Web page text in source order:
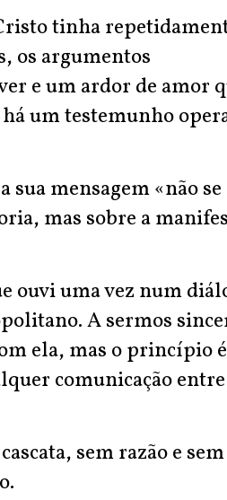
tinha
os argumentos
e um ardor de amor
um testemunho
sua mensagem «não se
mas sobre a
ouvi uma vez num
A sermos
ela, mas o princípio é
comunicação entre
sem razão e